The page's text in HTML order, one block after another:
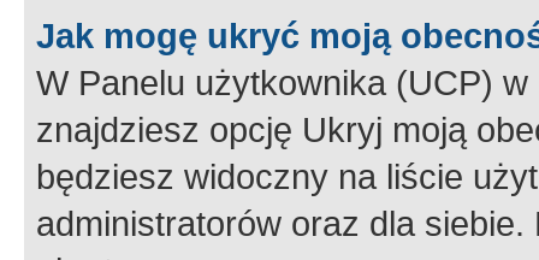
Jak mogę ukryć moją
W Panelu użytkownika (UCP) w
znajdziesz opcję Ukryj moją
będziesz widoczny na liście
administratorów oraz dla